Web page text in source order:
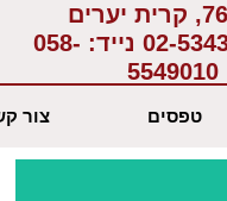
02- נייד: 058-
5549010
טפסים צור